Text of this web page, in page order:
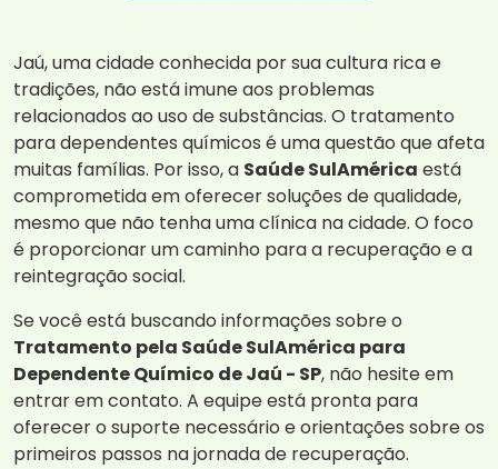
Jaú, uma cidade conhecida por sua cultura rica e
tradições, não está imune aos problemas
relacionados ao uso de substâncias. O tratamento
para dependentes químicos é uma questão que afeta
muitas famílias. Por isso, a Saúde SulAmérica está
comprometida em oferecer soluções de qualidade,
mesmo que não tenha uma clínica na cidade. O foco
é proporcionar um caminho para a recuperação e a
reintegração social.
Se você está buscando informações sobre o
Tratamento pela Saúde SulAmérica para
Dependente Químico de Jaú - SP, não hesite em
entrar em contato. A equipe está pronta para
oferecer o suporte necessário e orientações sobre os
primeiros passos na jornada de recuperação.